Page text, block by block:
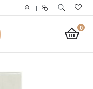
|
0